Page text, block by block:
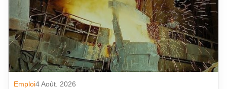
Emploi4 Août. 2026